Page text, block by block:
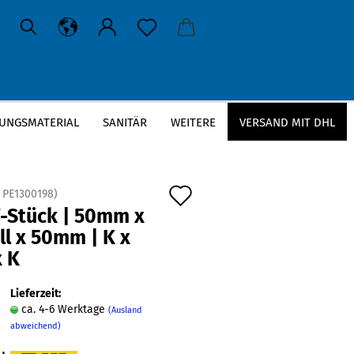
SANITÄR VERSAND MIT DHL
WEITERE
x K
PE1300198)
Stück | 50mm x
x 50mm | K x
K
Lieferzeit:
ca. 4-6 Werktage (Ausland
abweichend)